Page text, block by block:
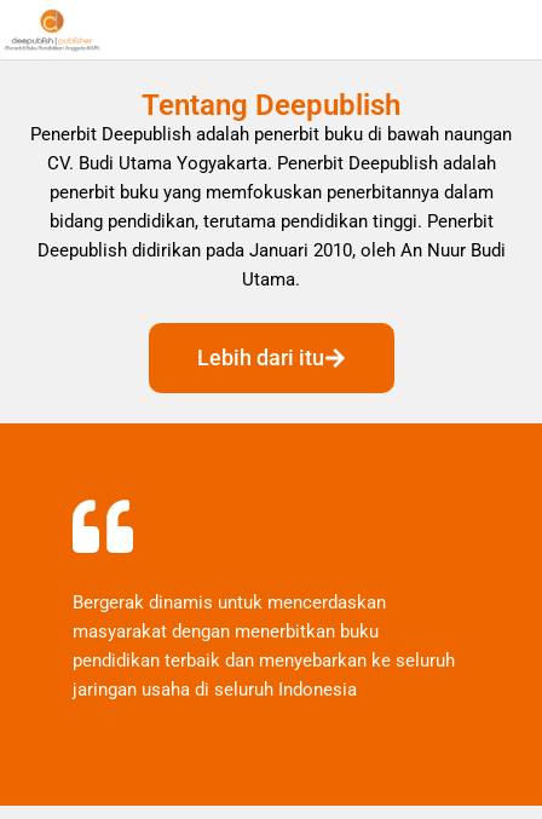
Tentang Deepublish
Penerbit Deepublish adalah penerbit buku di bawah naungan
CV. Budi Utama Yogyakarta. Penerbit Deepublish adalah
penerbit buku yang memfokuskan penerbitannya dalam
bidang pendidikan, terutama pendidikan tinggi. Penerbit
Deepublish didirikan pada Januari 2010, oleh An Nuur Budi
Utama.
Lebih dari itu
Bergerak dinamis untuk mencerdaskan
masyarakat dengan menerbitkan buku
pendidikan terbaik dan menyebarkan ke seluruh
jaringan usaha di seluruh Indonesia